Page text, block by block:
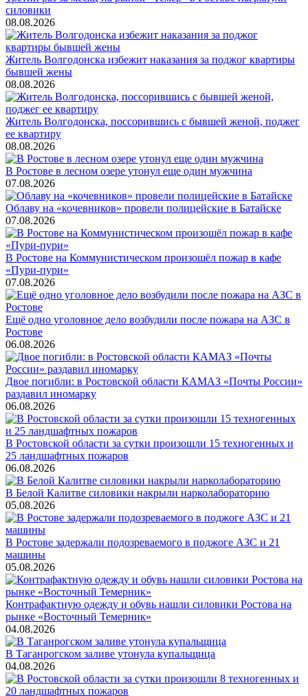
силовики
08.08.2026
Житель Волгодонска избежит наказания за поджог квартиры
бывшей жены
08.08.2026
Житель Волгодонска, поссорившись с бывшей женой, поджег
ее квартиру
08.08.2026
В Ростове в лесном озере утонул еще один мужчина
07.08.2026
Облаву на «кочевников» провели полицейские в Батайске
07.08.2026
В Ростове на Коммунистическом произошёл пожар в кафе
«Пури-пури»
07.08.2026
Ещё одно уголовное дело возбудили после пожара на АЗС в
Ростове
06.08.2026
Двое погибли: в Ростовской области КАМАЗ «Почты России»
раздавил иномарку
06.08.2026
В Ростовской области за сутки произошли 15 техногенных и
25 ландшафтных пожаров
06.08.2026
В Белой Калитве силовики накрыли нарколабораторию
05.08.2026
В Ростове задержали подозреваемого в поджоге АЗС и 21
машины
05.08.2026
Контрафактную одежду и обувь нашли силовики Ростова на
рынке «Восточный Темерник»
04.08.2026
В Таганрогском заливе утонула купальщица
04.08.2026